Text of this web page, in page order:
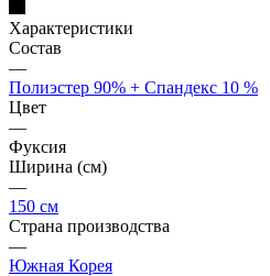
Характеристики
Состав
—
Полиэстер 90% + Спандекс 10 %
Цвет
—
Фуксия
Ширина (см)
—
150 см
Страна производства
—
Южная Корея